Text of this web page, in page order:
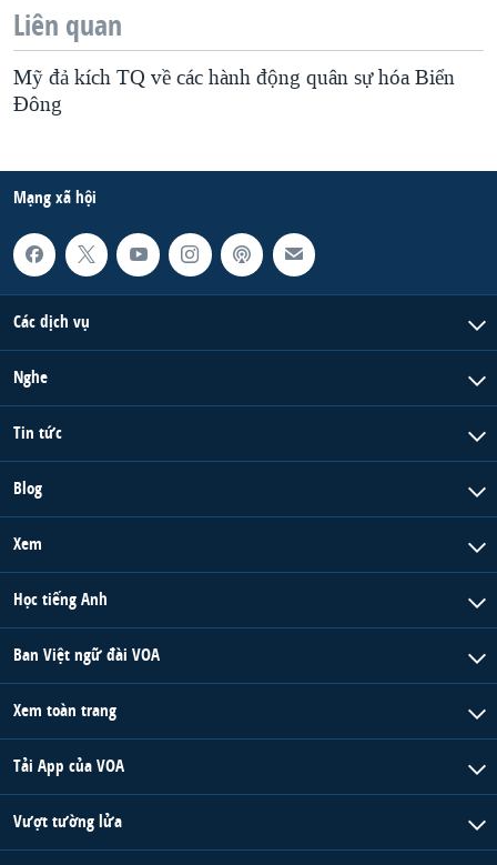
Liên quan
Mỹ đả kích TQ về các hành động quân sự hóa Biển
Đông
Mạng xã hội
Các dịch vụ
Nghe
Tin tức
Blog
Xem
Học tiếng Anh
Ban Việt ngữ đài VOA
Xem toàn trang
Tải App của VOA
Vượt tường lửa